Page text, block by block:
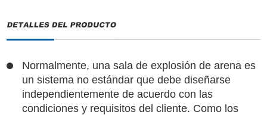
Normalmente, una sala de explosión de arena es
un sistema no estándar que debe diseñarse
independientemente de acuerdo con las
condiciones y requisitos del cliente. Como los